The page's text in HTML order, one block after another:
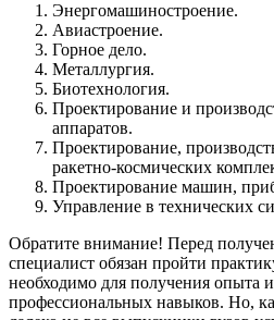
Энергомашиностроение.
Авиастроение.
Горное дело.
Металлургия.
Биотехнология.
Проектирование и
аппаратов.
Проектирование,
ракетно-космических
Проектирование машин,
Управление в технических
Обратите внимание! Перед
специалист обязан пройти
необходимо для получения опыта
профессиональных навыков. Но,